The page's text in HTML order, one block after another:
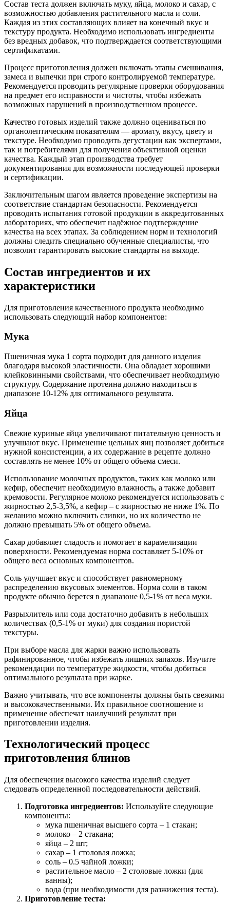
Состав теста должен включать муку, яйца, молоко и сахар, с
возможностью добавления растительного масла и соли.
Каждая из этих составляющих влияет на конечный вкус и
текстуру продукта. Необходимо использовать ингредиенты
без вредных добавок, что подтверждается соответствующими
сертификатами.
Процесс приготовления должен включать этапы смешивания,
замеса и выпечки при строго контролируемой температуре.
Рекомендуется проводить регулярные проверки оборудования
на предмет его исправности и чистоты, чтобы избежать
возможных нарушений в производственном процессе.
Качество готовых изделий также должно оцениваться по
органолептическим показателям — аромату, вкусу, цвету и
текстуре. Необходимо проводить дегустации как экспертами,
так и потребителями для получения объективной оценки
качества. Каждый этап производства требует
документирования для возможности последующей проверки
и сертификации.
Заключительным шагом является проведение экспертизы на
соответствие стандартам безопасности. Рекомендуется
проводить испытания готовой продукции в аккредитованных
лабораториях, что обеспечит надёжное подтверждение
качества на всех этапах. За соблюдением норм и технологий
должны следить специально обученные специалисты, что
позволит гарантировать высокие стандарты на выходе.
Состав ингредиентов и их
характеристики
Для приготовления качественного продукта необходимо
использовать следующий набор компонентов:
Мука
Пшеничная мука 1 сорта подходит для данного изделия
благодаря высокой эластичности. Она обладает хорошими
клейковинными свойствами, что обеспечивает необходимую
структуру. Содержание протеина должно находиться в
диапазоне 10-12% для оптимального результата.
Яйца
Свежие куриные яйца увеличивают питательную ценность и
улучшают вкус. Применение цельных яиц позволяет добиться
нужной консистенции, а их содержание в рецепте должно
составлять не менее 10% от общего объема смеси.
Использование молочных продуктов, таких как молоко или
кефир, обеспечит необходимую влажность, а также добавит
кремовости. Регулярное молоко рекомендуется использовать с
жирностью 2,5-3,5%, а кефир – с жирностью не ниже 1%. По
желанию можно включить сливки, но их количество не
должно превышать 5% от общего объема.
Сахар добавляет сладость и помогает в карамелизации
поверхности. Рекомендуемая норма составляет 5-10% от
общего веса основных компонентов.
Соль улучшает вкус и способствует равномерному
распределению вкусовых элементов. Норма соли в таком
продукте обычно берется в диапазоне 0,5-1% от веса муки.
Разрыхлитель или сода достаточно добавить в небольших
количествах (0,5-1% от муки) для создания пористой
текстуры.
При выборе масла для жарки важно использовать
рафинированное, чтобы избежать лишних запахов. Изучите
рекомендации по температуре жидкости, чтобы добиться
оптимального результата при жарке.
Важно учитывать, что все компоненты должны быть свежими
и высококачественными. Их правильное соотношение и
применение обеспечат наилучший результат при
приготовлении изделия.
Технологический процесс
приготовления блинов
Для обеспечения высокого качества изделий следует
следовать определенной последовательности действий.
Подготовка ингредиентов: Используйте следующие
компоненты:
мука пшеничная высшего сорта – 1 стакан;
молоко – 2 стакана;
яйца – 2 шт;
сахар – 1 столовая ложка;
соль – 0.5 чайной ложки;
растительное масло – 2 столовые ложки (для
ванны);
вода (при необходимости для разжижения теста).
Приготовление теста: